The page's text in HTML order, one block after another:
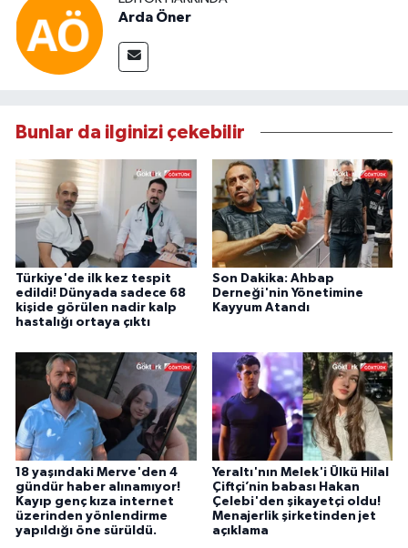
Arda Öner
Bunlar da ilginizi çekebilir
Türkiye'de ilk kez tespit
edildi! Dünyada sadece 68
kişide görülen nadir kalp
hastalığı ortaya çıktı
Son Dakika: Ahbap
Derneği'nin Yönetimine
Kayyum Atandı
18 yaşındaki Merve'den 4
gündür haber alınamıyor!
Kayıp genç kıza internet
üzerinden yönlendirme
yapıldığı öne sürüldü.
Yeraltı'nın Melek'i Ülkü Hilal
Çiftçi’nin babası Hakan
Çelebi'den şikayetçi oldu!
Menajerlik şirketinden jet
açıklama